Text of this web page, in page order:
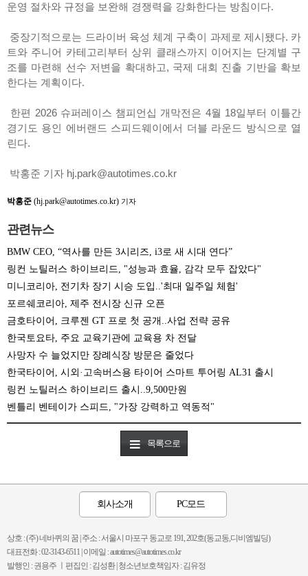
운영 절차와 규정을 보완해 경쟁력을 강화한다는 방침이다.
중장기적으로는 드라이버 육성 체계 구축이 과제로 제시됐다. 카
트와 주니어 카테고리부터 상위 클래스까지 이어지는 단계별 구
조를 마련해 선수 저변을 확대하고, 국제 대회 진출 기반을 확보
한다는 계획이다.
한편 2026 슈퍼레이스 챔피언십 개막전은 4월 18일부터 이틀간
경기도 용인 에버랜드 스피드웨이에서 더블 라운드 방식으로 열
린다.
박홍준 기자 hj.park@autotimes.co.kr
박홍준 (hj.park@autotimes.co.kr) 기자
관련뉴스
BMW CEO, “역사를 만든 3시리즈, i3로 새 시대 연다”
링컨 노틸러스 하이브리드, "성능과 효율, 감각 모두 잡았다"
미니코리아, 전기차 장기 시승 도입..'최대 일주일 체험'
포르쉐코리아, 제주 전시장 신규 오픈
금호타이어, 크루젠 GT 프로 첫 공개..사업 전략 공유
한국토요타, 주요 교육기관에 교육용 차 전달
사망자 수 늘었지만 장례식장 방문은 줄었다
한국타이어, 시외·고속버스용 타이어 스마트 투어링 AL31 출시
링컨 노틸러스 하이브리드 출시..9,500만원
벤틀리 벤테이가 스피드, "가장 강력하고 역동적"
목록으로
회사소개 PC모드
상호 : (주) 네바퀴의 꿈 | 주소 : 서울시 마포구 동교로 191, 202호(동교동,디비엠빌딩)
대표전화 : 02-3143-6511 | 이메일 : autotimes@autotimes.co.kr
발행인 : 권용주 ㅣ편집인 : 김성환 | 청소년보호책임자 : 김유정